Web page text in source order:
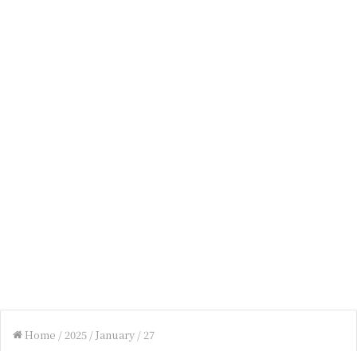
Home /2025 /January /27